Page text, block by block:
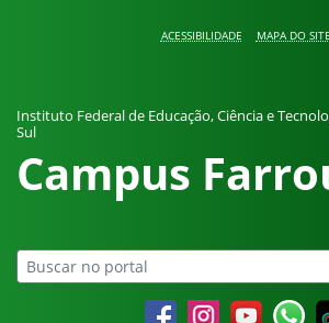
ACESSIBILIDADE MAPA DO SITE
Instituto Federal de Educação, Ciência e
Sul
Campus
FacebookInstagramYouTubeWhatsapp